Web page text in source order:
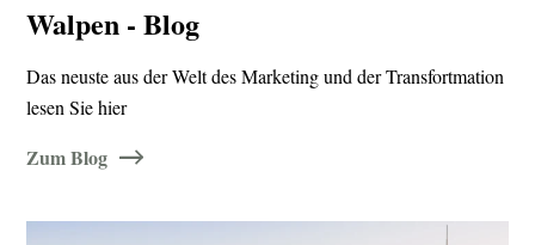
Walpen - Blog
Das neuste aus der Welt des Marketing und der Transfortmation
lesen Sie hier
Zum Blog